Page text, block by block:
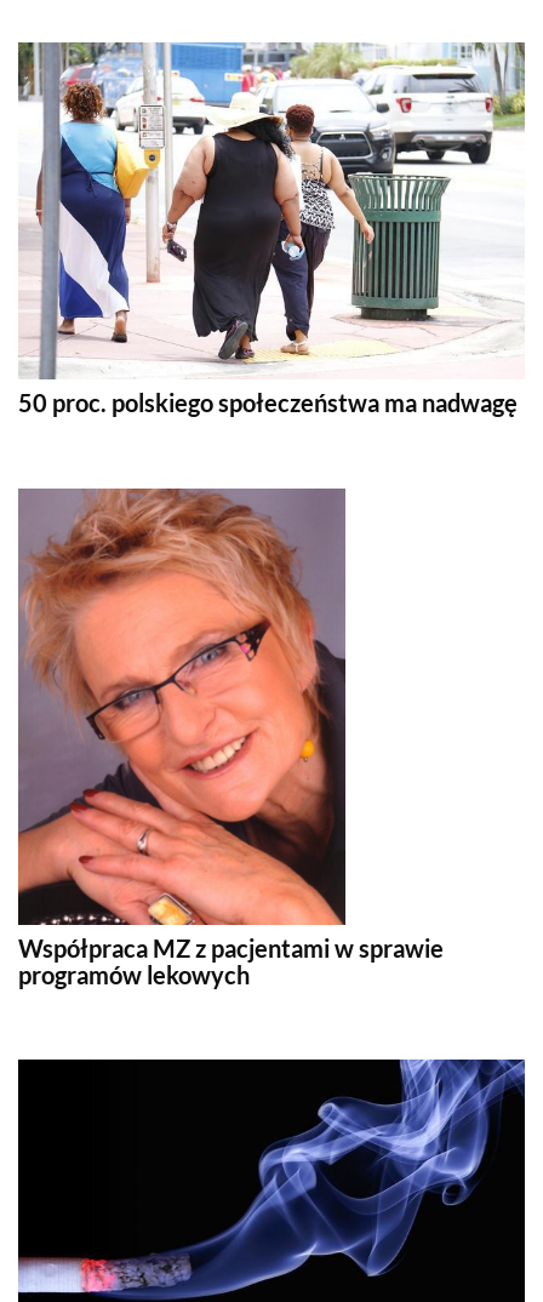
50 proc. polskiego społeczeństwa ma nadwagę
Współpraca MZ z pacjentami w sprawie
programów lekowych